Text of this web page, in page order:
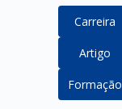
Carreira
Artigo
Formação